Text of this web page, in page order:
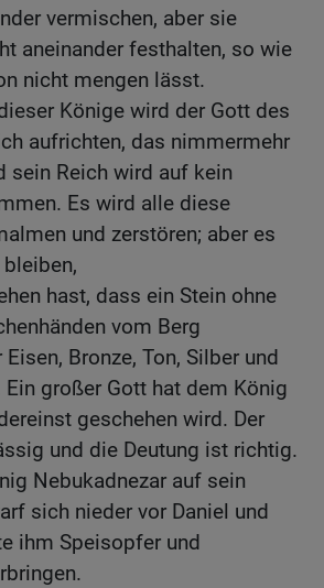
vermischen, aber sie
aneinander festhalten, so wie
nicht mengen lässt.
Könige wird der Gott des
aufrichten, das nimmermehr
sein Reich wird auf kein
Es wird alle diese
und zerstören; aber es
hast, dass ein Stein ohne
vom Berg
Bronze, Ton, Silber und
großer Gott hat dem König
geschehen wird. Der
und die Deutung ist richtig.
Nebukadnezar auf sein
sich nieder vor Daniel und
ihm Speisopfer und